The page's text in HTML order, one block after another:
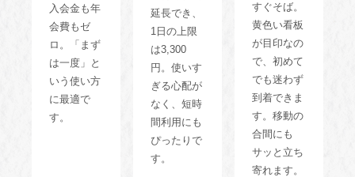
入会金も年
会費もゼ
ロ。「まず
は一度」と
いう使い方
に最適で
す。
延長でき、
1日の上限
は3,300
円。使いす
ぎる心配が
なく、短時
間利用にも
ぴったりで
す。
すぐそば。
黄色い看板
が目印なの
で、初めて
でも迷わず
到着できま
す。移動の
合間にも
サッと立ち
寄れます。